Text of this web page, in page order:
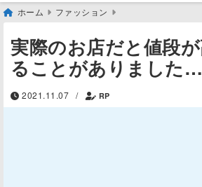
ホーム ファッション
実際のお店だと値段
ることがありました…
2021.11.07 / RP